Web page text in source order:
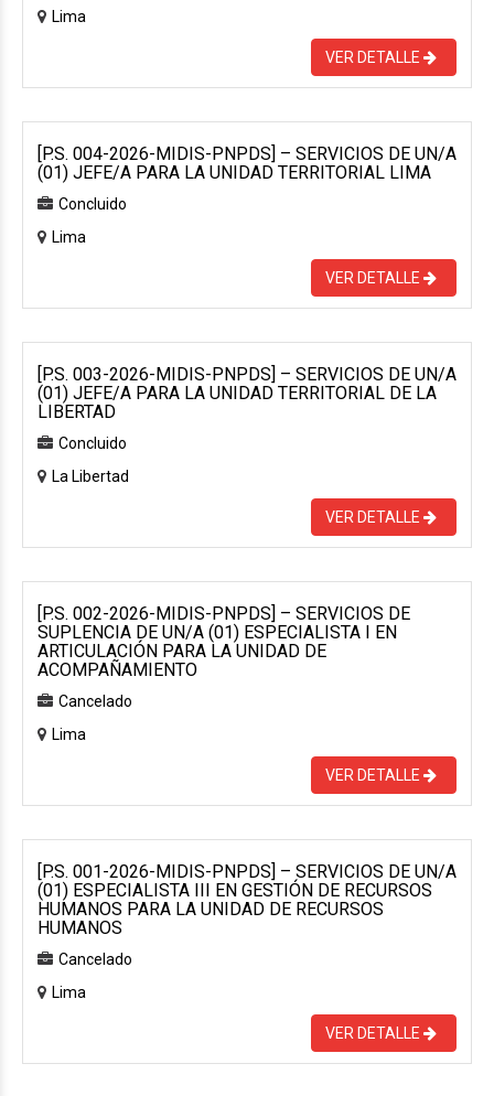
Lima
VER DETALLE
[P.S. 004-2026-MIDIS-PNPDS] – SERVICIOS DE UN/A
(01) JEFE/A PARA LA UNIDAD TERRITORIAL LIMA
Concluido
Lima
VER DETALLE
[P.S. 003-2026-MIDIS-PNPDS] – SERVICIOS DE UN/A
(01) JEFE/A PARA LA UNIDAD TERRITORIAL DE LA
LIBERTAD
Concluido
La Libertad
VER DETALLE
[P.S. 002-2026-MIDIS-PNPDS] – SERVICIOS DE
SUPLENCIA DE UN/A (01) ESPECIALISTA I EN
ARTICULACIÓN PARA LA UNIDAD DE
ACOMPAÑAMIENTO
Cancelado
Lima
VER DETALLE
[P.S. 001-2026-MIDIS-PNPDS] – SERVICIOS DE UN/A
(01) ESPECIALISTA III EN GESTIÓN DE RECURSOS
HUMANOS PARA LA UNIDAD DE RECURSOS
HUMANOS
Cancelado
Lima
VER DETALLE